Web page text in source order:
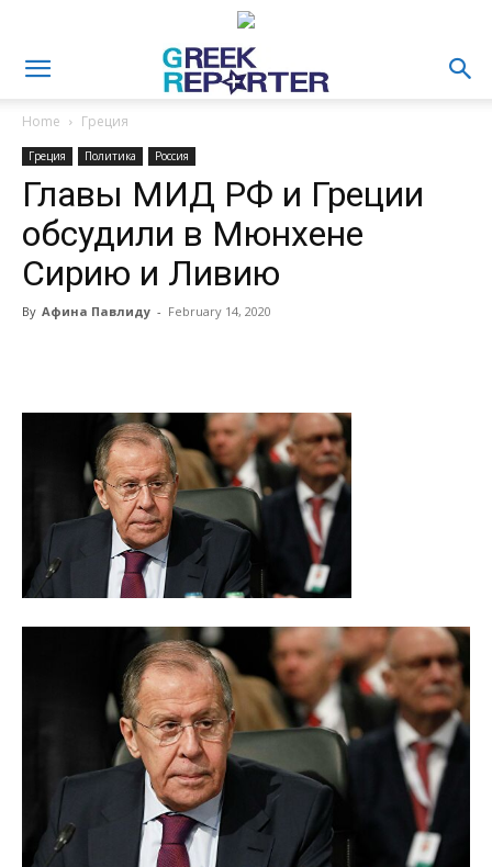
Home Греция
Греция Политика Россия
Главы МИД РФ и Греции
обсудили в Мюнхене
Сирию и Ливию
By Афина Павлиду - February 14, 2020